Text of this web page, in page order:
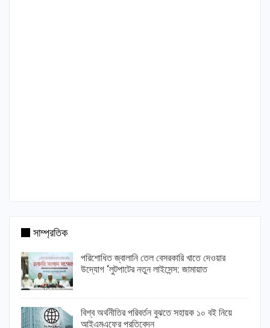
সাম্প্রতিক
পরিশোধিত জ্বালানি তেল বেসরকারি খাতে দেওয়ার
উদ্যোগ ‘লুটপাটের নতুন লাইসেন্স: জামায়াত
বিশ্ব অর্থনীতির পরিবর্তন বুঝতে সহায়ক ১০ বই নিয়ে
আইএমএফের প্রতিবেদন